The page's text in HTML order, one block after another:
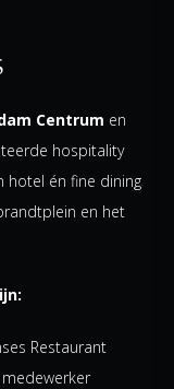
Centrum en
hospitality
hotel én fine dining
en het
Restaurant